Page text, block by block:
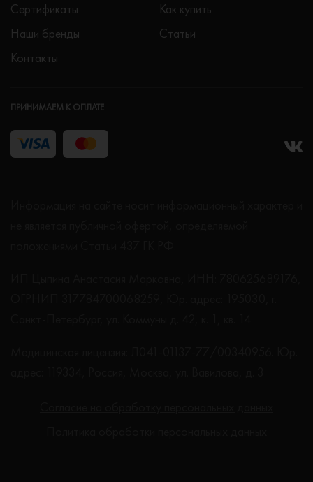
Сертификаты
Наши бренды
Контакты
Как купить
Статьи
ПРИНИМАЕМ К ОПЛАТЕ